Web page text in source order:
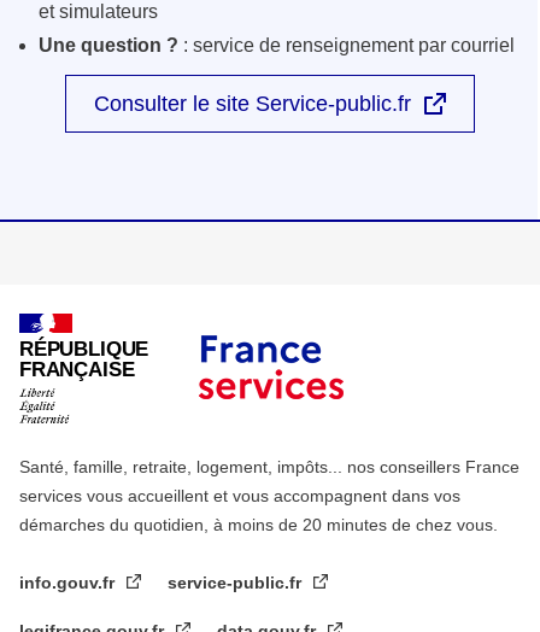
et simulateurs
Une question ? : service de renseignement par courriel
Consulter le site Service-public.fr
RÉPUBLIQUE
FRANÇAISE
Santé, famille, retraite, logement, impôts... nos conseillers France
services vous accueillent et vous accompagnent dans vos
démarches du quotidien, à moins de 20 minutes de chez vous.
info.gouv.fr service-public.fr